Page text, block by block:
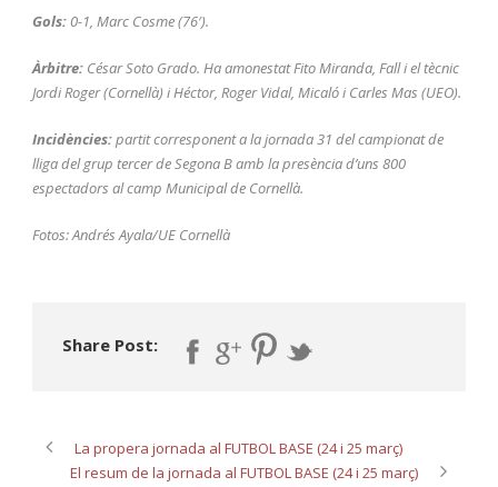
Gols:0-1, Marc Cosme (76′).
Àrbitre: César Soto Grado. Ha amonestat Fito Miranda, Fall i el tècnic
Jordi Roger (Cornellà) i Héctor, Roger Vidal, Micaló i Carles Mas (UEO).
Incidències:partit corresponent a la jornada 31 del campionat de
lliga del grup tercer de Segona B amb la presència d’uns 800
espectadors al camp Municipal de Cornellà.
Fotos: Andrés Ayala/UE Cornellà
Share Post:
La propera jornada al FUTBOL BASE (24 i 25 març)
El resum de la jornada al FUTBOL BASE (24 i 25 març)